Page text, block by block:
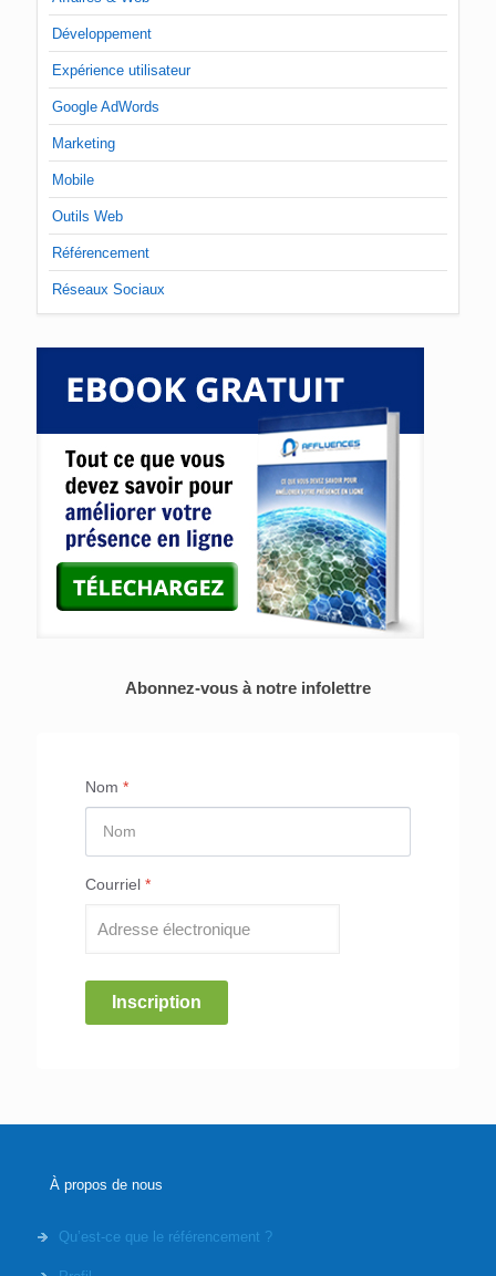
Développement
Expérience utilisateur
Google AdWords
Marketing
Mobile
Outils Web
Référencement
Réseaux Sociaux
Abonnez-vous à notre infolettre
Nom *
Courriel *
Inscription
À propos de nous
Qu’est-ce que le référencement ?